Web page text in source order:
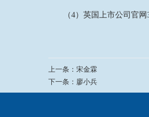
（4）英国上市公司官
上一条： 宋金霖
下一条： 廖小兵